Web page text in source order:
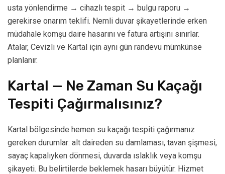
usta yönlendirme → cihazlı tespit → bulgu raporu →
gerekirse onarım teklifi. Nemli duvar şikayetlerinde erken
müdahale komşu daire hasarını ve fatura artışını sınırlar.
Atalar, Cevizli ve Kartal için aynı gün randevu mümkünse
planlanır.
Kartal — Ne Zaman Su Kaçağı
Tespiti Çağırmalısınız?
Kartal bölgesinde hemen su kaçağı tespiti çağırmanız
gereken durumlar: alt daireden su damlaması, tavan şişmesi,
sayaç kapalıyken dönmesi, duvarda ıslaklık veya komşu
şikayeti. Bu belirtilerde beklemek hasarı büyütür. Hizmet